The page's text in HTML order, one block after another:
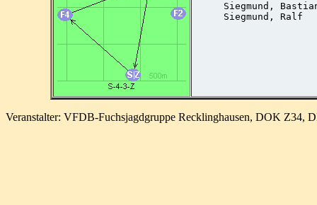
Siegmund,
Siegmund, Ralf
Veranstalter: VFDB-Fuchsjagdgruppe Recklinghausen, DOK Z34,